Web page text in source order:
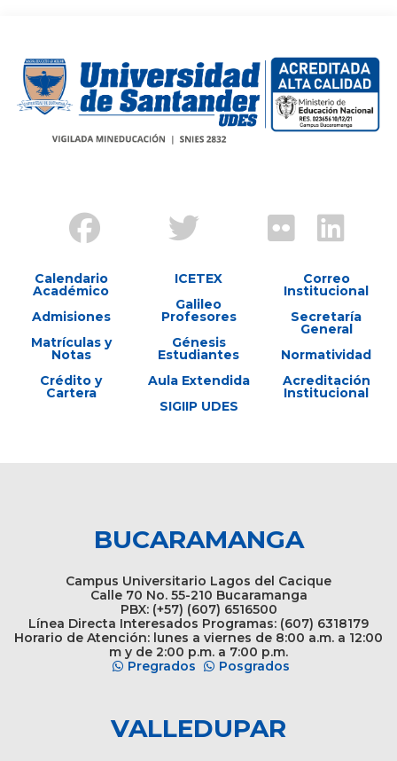
Calendario
Académico
Admisiones
Matrículas y
Notas
Crédito y
Cartera
ICETEX
Galileo
Profesores
Génesis
Estudiantes
Aula Extendida
SIGIIP UDES
Correo
Institucional
Secretaría
General
Normatividad
Acreditación
Institucional
BUCARAMANGA
Campus Universitario Lagos del Cacique
Calle 70 No. 55-210 Bucaramanga
PBX: (+57) (607) 6516500
Línea Directa Interesados Programas: (607) 6318179
Horario de Atención: lunes a viernes de 8:00 a.m. a 12:00
m y de 2:00 p.m. a 7:00 p.m.
Pregrados
Posgrados
VALLEDUPAR